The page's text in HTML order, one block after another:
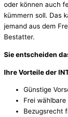
oder können auch
kümmern soll. Das
jemand aus dem
Bestatter.
Sie entscheiden
Ihre Vorteile der
Günstige
Frei
Bezugsrecht